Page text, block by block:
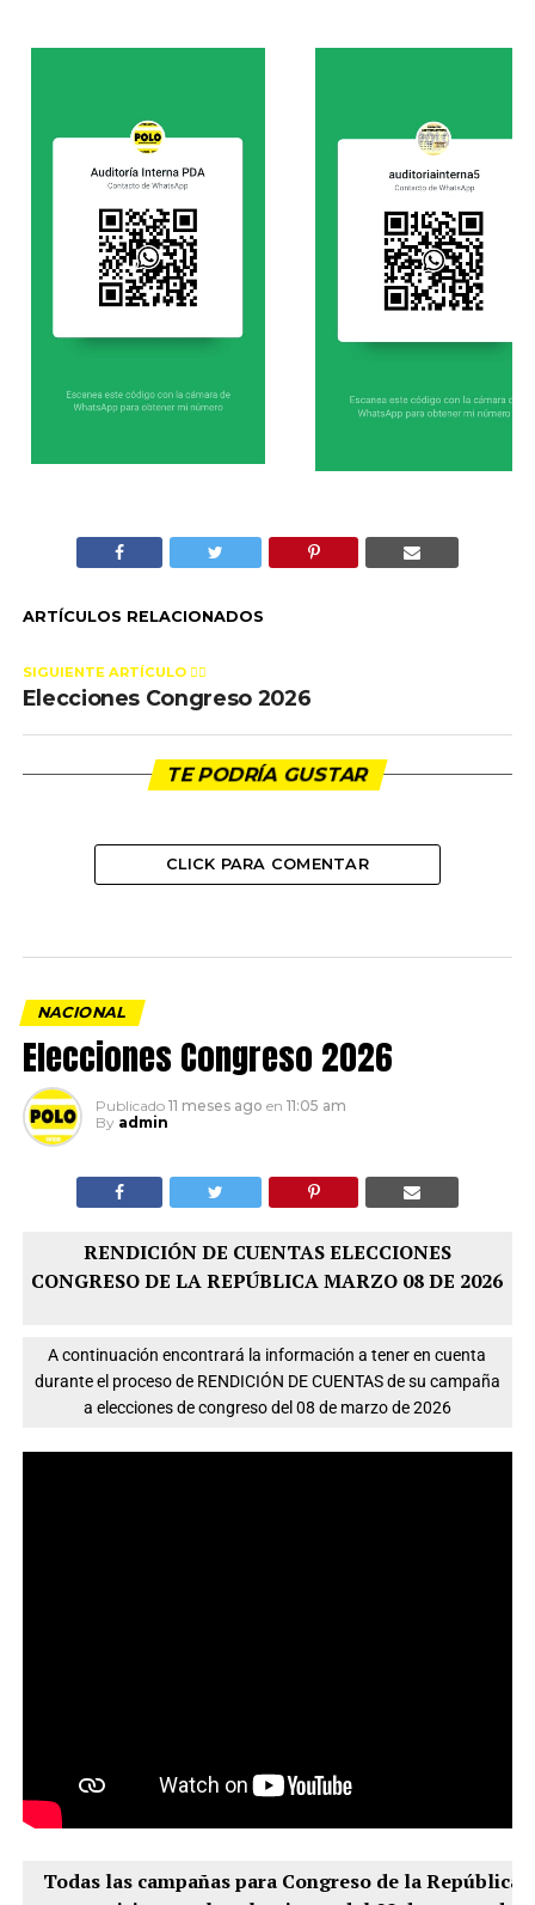
ARTÍCULOS RELACIONADOS
SIGUIENTE ARTÍCULO 👈🏻
Elecciones Congreso 2026
TE PODRÍA GUSTAR
CLICK PARA COMENTAR
NACIONAL
Elecciones Congreso 2026
Publicado 11 meses ago en 11:05 am
By admin
RENDICIÓN DE CUENTAS ELECCIONES
CONGRESO DE LA REPÚBLICA MARZO 08 DE 2026
A continuación encontrará la información a tener en cuenta
durante el proceso de RENDICIÓN DE CUENTAS de su campaña
a elecciones de congreso del 08 de marzo de 2026
Todas las campañas para Congreso de la República